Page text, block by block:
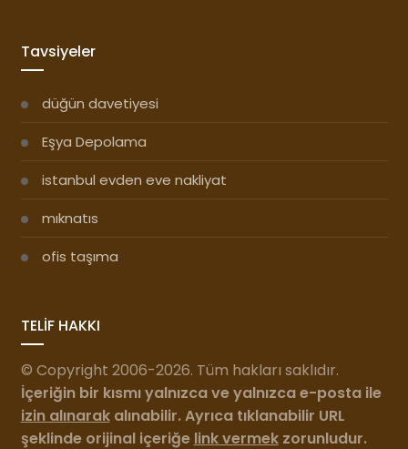
Tavsiyeler
düğün davetiyesi
Eşya Depolama
istanbul evden eve nakliyat
mıknatıs
ofis taşıma
TELİF HAKKI
© Copyright 2006-2026. Tüm hakları saklıdır.
İçeriğin bir kısmı yalnızca ve yalnızca e-posta ile
izin alınarakalınabilir. Ayrıca tıklanabilir URL
şeklinde orijinal içeriğe link vermekzorunludur.